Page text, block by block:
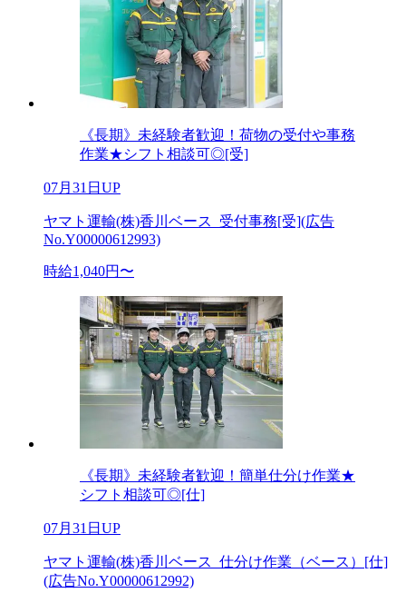
《長期》未経験者歓迎！荷物の受付や事務
作業★シフト相談可◎[受]
07月31日UP
ヤマト運輸(株)香川ベース_受付事務[受](広告
No.Y00000612993)
時給1,040円〜
《長期》未経験者歓迎！簡単仕分け作業★
シフト相談可◎[仕]
07月31日UP
ヤマト運輸(株)香川ベース_仕分け作業（ベース）[仕]
(広告No.Y00000612992)